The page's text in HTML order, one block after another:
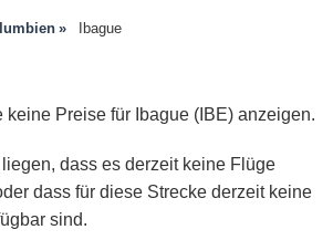
Ibague
keine Preise für Ibague (IBE) anzeigen.
dass es derzeit keine Flüge
dass für diese Strecke derzeit keine
sind.